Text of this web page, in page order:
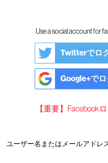
Use a social account for
Twitterでロ
Google+で
【重要】Facebook
ユーザー名またはメールアドレ